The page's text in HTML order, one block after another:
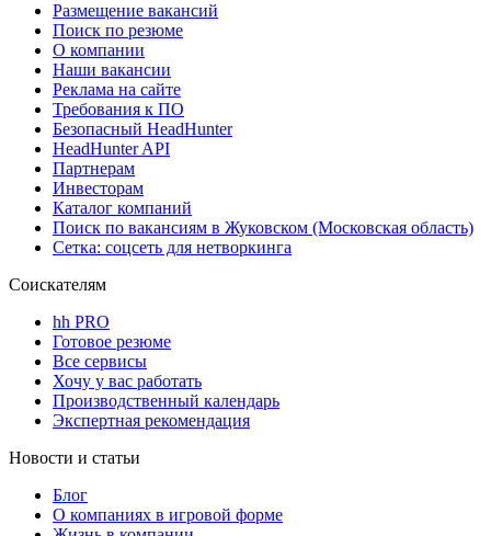
Размещение вакансий
Поиск по резюме
О компании
Наши вакансии
Реклама на сайте
Требования к ПО
Безопасный HeadHunter
HeadHunter API
Партнерам
Инвесторам
Каталог компаний
Поиск по вакансиям в Жуковском (Московская область)
Сетка: соцсеть для нетворкинга
Соискателям
hh PRO
Готовое резюме
Все сервисы
Хочу у вас работать
Производственный календарь
Экспертная рекомендация
Новости и статьи
Блог
О компаниях в игровой форме